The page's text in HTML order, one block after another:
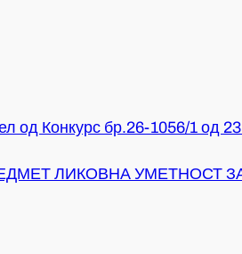
Конкурс бр.26-1056/1 од
ЛИКОВНА УМЕТНОСТ ЗА